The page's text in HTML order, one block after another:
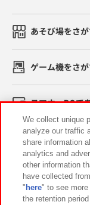
あそび場をさが
ゲーム機をさが
スマホ・PCで
イベント・キャ
関連会社
We collect unique
analyze our traffic
share information
analytics and
other information
have collected
" here" to see
the retention